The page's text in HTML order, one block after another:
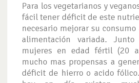
Para los vegetarianos y
fácil tener déficit de este
necesario mejorar su
alimentación variada.
mujeres en edad fértil (20
mucho mas propensas a
déficit de hierro o acido